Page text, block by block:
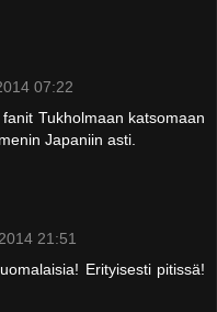
07:22
Tukholmaan katsomaan
Japaniin asti.
21:51
Erityisesti pitissä!